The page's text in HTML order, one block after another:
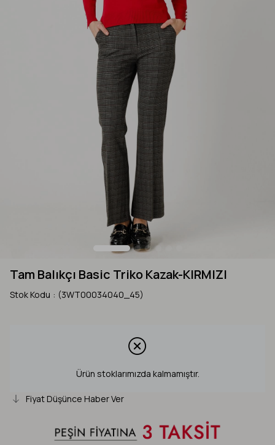
Tam Balıkçı Basic Triko Kazak-KIRMIZI
Stok Kodu (3WT00034040_45)
Ürün stoklarımızda kalmamıştır.
Fiyat Düşünce Haber Ver